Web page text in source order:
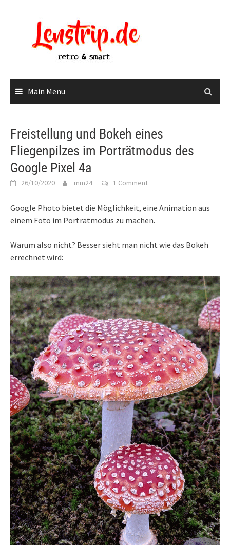
Main Menu
Freistellung und Bokeh eines
Fliegenpilzes im Porträtmodus des
Google Pixel 4a
26/10/2020 mm24 1 Comment
Google Photo bietet die Möglichkeit, eine Animation aus
einem Foto im Porträtmodus zu machen.
Warum also nicht? Besser sieht man nicht wie das Bokeh
errechnet wird: